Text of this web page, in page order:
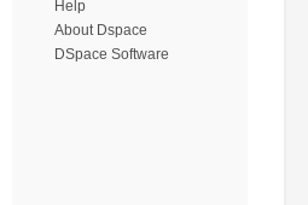
Help
About Dspace
DSpace Software